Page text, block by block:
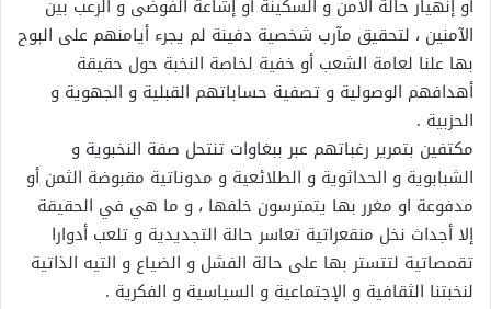
أو إنهيار حالة الأمن و السكينة أو إشاعة الفوضى و الرعب بين
الآمنين ، لتحقيق مآرب شخصية دفينة لم يجرء أيامنهم على البوح
بها علنا لعامة الشعب أو خفية لخاصة النخبة حول حقيقة
أهدافهم الوصولية و تصفية حساباتهم القبلية و الجهوية و
الحزبية .
مكتفين بتمرير رغباتهم عبر ببغاوات تنتحل صفة النخبوية و
الشبابوية و الحداثوية و الطلائعية و مدوناتية مقبوضة الثمن أو
مدفوعة او مغرر بها يتمترسون خلفها ، و ما هي في الحقيقة
إلا أجداث نخل منقعراتية تعاسر حالة التجديدية و تلعب أدوارا
تقمصاتية لتتستر بها على حالة الفشل و الضياع و التيه الذاتية
لنخبتنا الثقافية و الإجتماعية و السياسية و الفكرية .